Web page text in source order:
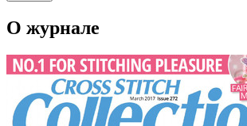
О журнале